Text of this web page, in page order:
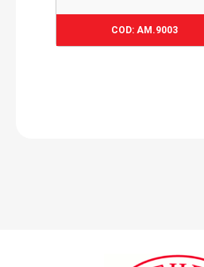
COD: AM.9003
28,55€